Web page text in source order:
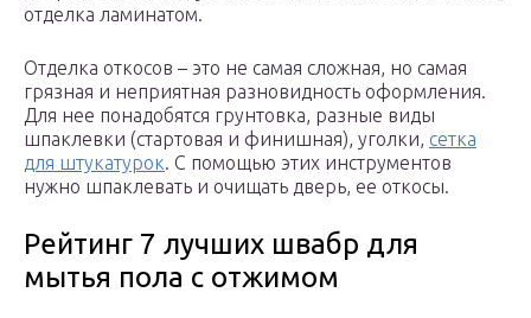
отделка ламинатом.
Отделка откосов – это не самая сложная, но самая
грязная и неприятная разновидность оформления.
Для нее понадобятся грунтовка, разные виды
шпаклевки (стартовая и финишная), уголки, сетка
для штукатурок. С помощью этих инструментов
нужно шпаклевать и очищать дверь, ее откосы.
Рейтинг 7 лучших швабр для
мытья пола с отжимом